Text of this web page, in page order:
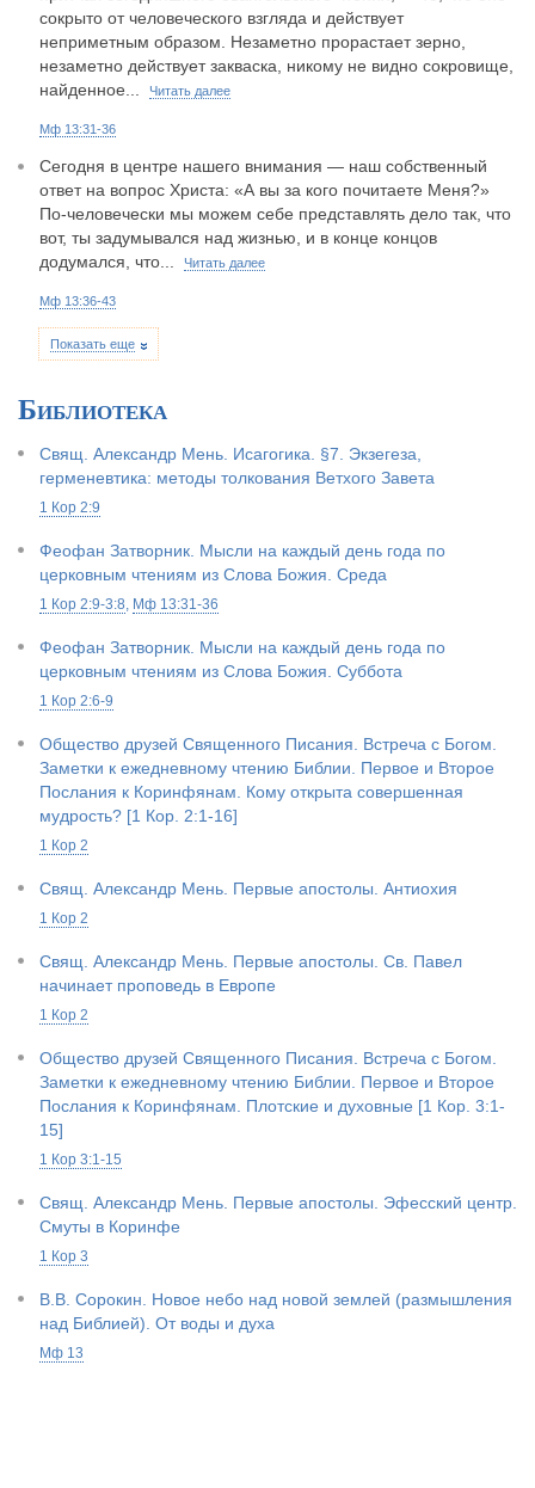
сокрыто от человеческого взгляда и действует
неприметным образом. Незаметно прорастает зерно,
незаметно действует закваска, никому не видно сокровище,
найденное...
Читать далее
Мф 13:31-36
Сегодня в центре нашего внимания — наш собственный
ответ на вопрос Христа: «А вы за кого почитаете Меня?»
По-человечески мы можем себе представлять дело так, что
вот, ты задумывался над жизнью, и в конце концов
додумался, что...
Читать далее
Мф 13:36-43
Показать еще
Библиотека
Свящ. Александр Мень. Исагогика. §7. Экзегеза,
герменевтика: методы толкования Ветхого Завета
1 Кор 2:9
Феофан Затворник. Мысли на каждый день года по
церковным чтениям из Слова Божия. Среда
1 Кор 2:9-3:8, Мф 13:31-36
Феофан Затворник. Мысли на каждый день года по
церковным чтениям из Слова Божия. Суббота
1 Кор 2:6-9
Общество друзей Священного Писания. Встреча с Богом.
Заметки к ежедневному чтению Библии. Первое и Второе
Послания к Коринфянам. Кому открыта совершенная
мудрость? [1 Кор. 2:1-16]
1 Кор 2
Свящ. Александр Мень. Первые апостолы. Антиохия
1 Кор 2
Свящ. Александр Мень. Первые апостолы. Св. Павел
начинает проповедь в Европе
1 Кор 2
Общество друзей Священного Писания. Встреча с Богом.
Заметки к ежедневному чтению Библии. Первое и Второе
Послания к Коринфянам. Плотские и духовные [1 Кор. 3:1-
15]
1 Кор 3:1-15
Свящ. Александр Мень. Первые апостолы. Эфесский центр.
Смуты в Коринфе
1 Кор 3
В.В. Сорокин. Новое небо над новой землей (размышления
над Библией). От воды и духа
Мф 13